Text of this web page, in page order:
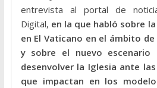
entrevista al portal de
Digital, en la que habló sobre
en El Vaticano en el ámbito
y sobre el nuevo
desenvolver la Iglesia ante
que impactan en los